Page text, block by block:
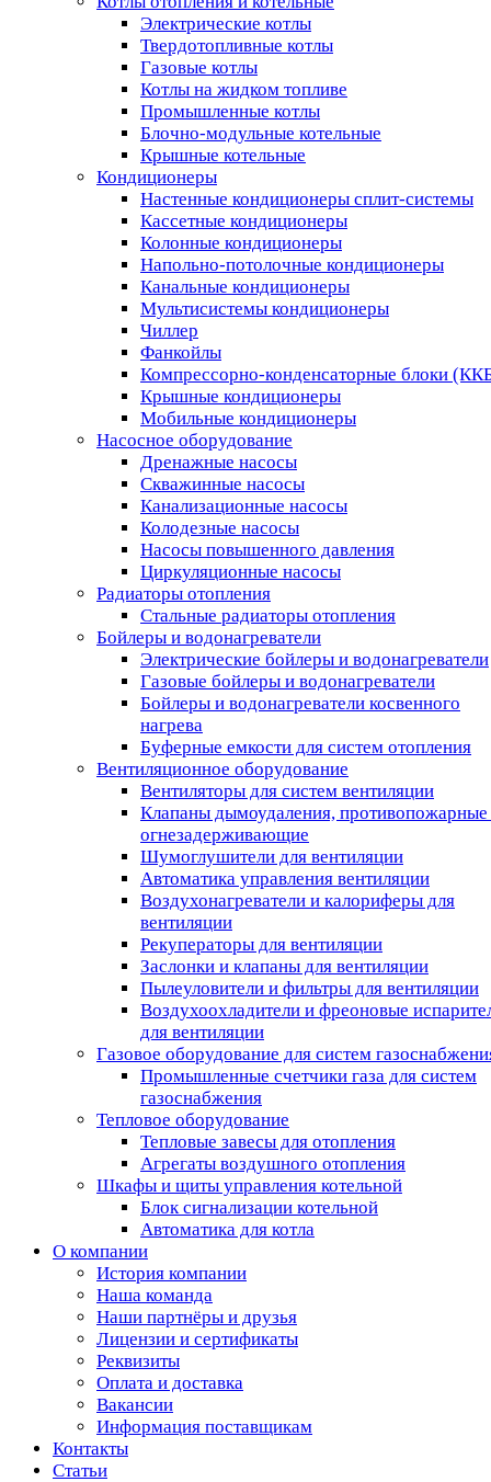
Электрические котлы
Твердотопливные котлы
Газовые котлы
Котлы на жидком топливе
Промышленные котлы
Блочно-модульные котельные
Крышные котельные
Кондиционеры
Настенные кондиционеры сплит-системы
Кассетные кондиционеры
Колонные кондиционеры
Напольно-потолочные кондиционеры
Канальные кондиционеры
Мультисистемы кондиционеры
Чиллер
Фанкойлы
Компрессорно-конденсаторные блоки
Крышные кондиционеры
Мобильные кондиционеры
Насосное оборудование
Дренажные насосы
Скважинные насосы
Канализационные насосы
Колодезные насосы
Насосы повышенного давления
Циркуляционные насосы
Радиаторы отопления
Стальные радиаторы отопления
Бойлеры и водонагреватели
Электрические бойлеры и водонагреватели
Газовые бойлеры и водонагреватели
Бойлеры и водонагреватели косвенного
нагрева
Буферные емкости для систем отопления
Вентиляционное оборудование
Вентиляторы для систем вентиляции
Клапаны дымоудаления, противопожарные
огнезадерживающие
Шумоглушители для вентиляции
Автоматика управления вентиляции
Воздухонагреватели и калориферы для
вентиляции
Рекуператоры для вентиляции
Заслонки и клапаны для вентиляции
Пылеуловители и фильтры для вентиляции
Воздухоохладители и фреоновые
для вентиляции
Газовое оборудование для систем
Промышленные счетчики газа для систем
газоснабжения
Тепловое оборудование
Тепловые завесы для отопления
Агрегаты воздушного отопления
Шкафы и щиты управления котельной
Блок сигнализации котельной
Автоматика для котла
О компании
История компании
Наша команда
Наши партнёры и друзья
Лицензии и сертификаты
Реквизиты
Оплата и доставка
Вакансии
Информация поставщикам
Контакты
Статьи